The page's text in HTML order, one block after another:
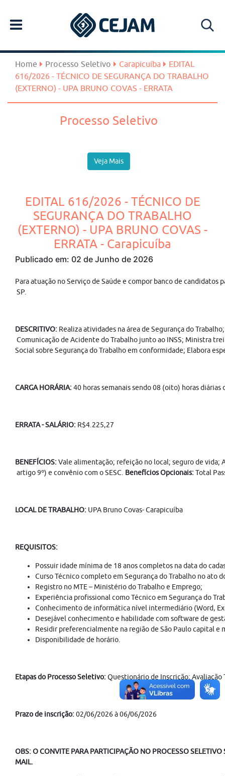
Home Processo Seletivo Carapicuíba
EDITAL
616/2026 - TÉCNICO DE SEGURANÇA DO TRABALHO
(EXTERNO) - UPA BRUNO COVAS - ERRATA
Processo Seletivo
Veja Mais
EDITAL 616/2026 - TÉCNICO DE
SEGURANÇA DO TRABALHO
(EXTERNO) - UPA BRUNO COVAS -
ERRATA - Carapicuíba
Publicado em: 02 de Junho de 2026
Para atuação no Serviço de Saúde e compor banco de
SP.
DESCRITIVO: Realiza atividades na área de Segurança do
Comunicação de Acidente do Trabalho junto ao INSS; Ministra
Social sobre Segurança do Trabalho em conformidade; Elabora
CARGA HORÁRIA:40 horas semanais sendo 08 (oito) horas
ERRATA - SALÁRIO: R$4.225,27
BENEFÍCIOS:Vale alimentação; refeição no local; seguro de vida;
artigo 9º) e convênio com o SESC. Benefícios Opcionais:Total
LOCAL DE TRABALHO: UPA Bruno Covas- Carapicuíba
REQUISITOS:
Possuir idade mínima de 18 anos completos na data do
Curso Técnico completo em Segurança do Trabalho no ato
Registro no MTE – Ministério do Trabalho e Emprego;
Experiência profissional como Técnico em Segurança do
Conhecimento de informática nível intermediário (Word,
Desejável conhecimento e habilidade com software de
Residir preferencialmente na região de São Paulo capital
Disponibilidade de horário.
Etapas do Processo Seletivo:Questionário de Inscrição;
Prazo de inscrição:02/06/2026 à 06/06/2026
OBS: O CONVITE PARA PARTICIPAÇÃO NO PROCESSO SELETIVO
MAIL.